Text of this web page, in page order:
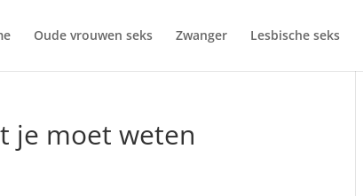
Oude vrouwen seks Zwanger Lesbische seks
je moet weten